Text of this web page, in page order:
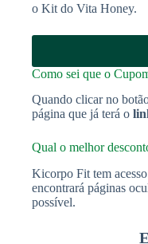
o Kit do Vita Honey.
Como sei que o
Quando clicar no
página que já terá o
Qual o melhor
Kicorpo Fit tem
encontrará páginas
possível.